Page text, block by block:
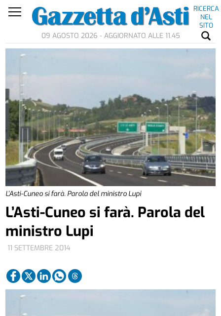
RICERCA
NEL
SITO
09 AGOSTO 2026 - AGGIORNATO ALLE 11.45
L’Asti-Cuneo si farà. Parola del ministro Lupi
11 SETTEMBRE 2014
L’Asti-Cuneo si farà. Parola del
ministro Lupi